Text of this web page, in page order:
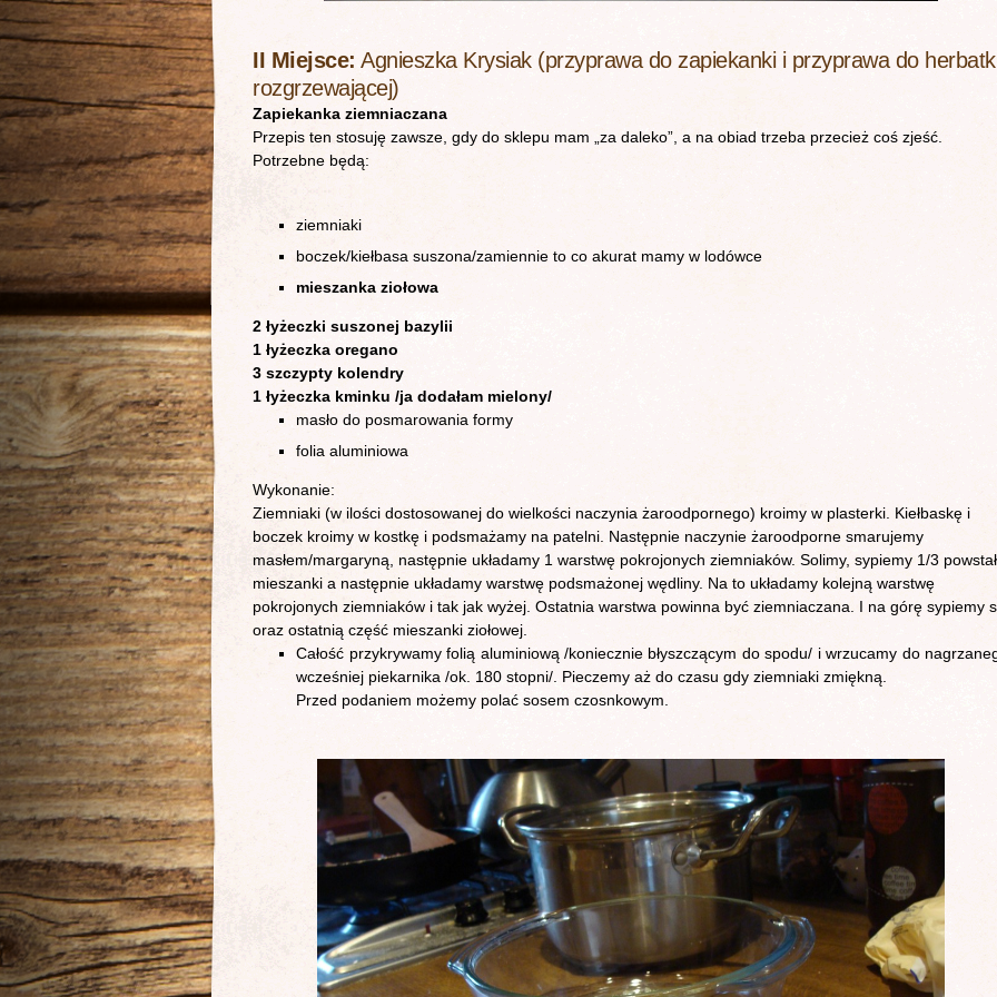
II Miejsce: Agnieszka Krysiak (przyprawa do zapiekanki i przyprawa do
rozgrzewającej)
Zapiekanka ziemniaczana
Przepis ten stosuję zawsze, gdy do sklepu mam „za daleko”, a na obiad trzeba przecież coś zjeść.
Potrzebne będą:
ziemniaki
boczek/kiełbasa suszona/zamiennie to co akurat mamy w lodówce
mieszanka ziołowa
2 łyżeczki suszonej bazylii
1 łyżeczka oregano
3 szczypty kolendry
1 łyżeczka kminku /ja dodałam mielony/
masło do posmarowania formy
folia aluminiowa
Wykonanie:
Ziemniaki (w ilości dostosowanej do wielkości naczynia żaroodpornego) kroimy w plasterki. Kiełbaskę i
boczek kroimy w kostkę i podsmażamy na patelni. Następnie naczynie żaroodporne smarujemy
masłem/margaryną, następnie układamy 1 warstwę pokrojonych ziemniaków. Solimy, sypiemy 1/3
mieszanki a następnie układamy warstwę podsmażonej wędliny. Na to układamy kolejną warstwę
pokrojonych ziemniaków i tak jak wyżej. Ostatnia warstwa powinna być ziemniaczana. I na górę sypiemy
oraz ostatnią część mieszanki ziołowej.
Całość przykrywamy folią aluminiową /koniecznie błyszczącym do spodu/ i wrzucamy do
wcześniej piekarnika /ok. 180 stopni/. Pieczemy aż do czasu gdy ziemniaki zmiękną.
Przed podaniem możemy polać sosem czosnkowym.